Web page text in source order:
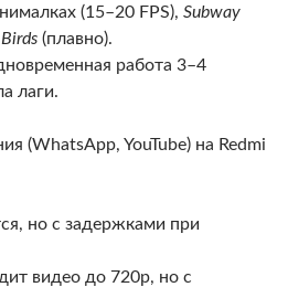
(15–20 FPS), Subway
(плавно).
работа 3–4
лаги.
(WhatsApp, YouTube) на Redmi
но с задержками при
видео до 720p, но с